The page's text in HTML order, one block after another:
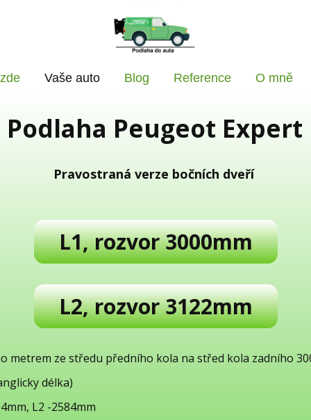
Vaše auto Blog Reference O mně
Podlaha Peugeot Expert
Pravostraná verze bočních dveří
L1, rozvor 3000mm
L2, rozvor 3122mm
metrem ze středu předního kola na střed kola zadního
délka)
L2 -2584mm